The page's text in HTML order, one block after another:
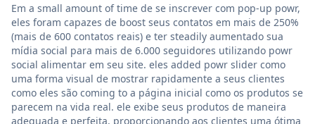
Em a small amount of time de se inscrever com pop-up powr,
eles foram capazes de boost seus contatos em mais de 250%
(mais de 600 contatos reais) e ter steadily aumentado sua
mídia social para mais de 6.000 seguidores utilizando powr
social alimentar em seu site. eles added powr slider como
uma forma visual de mostrar rapidamente a seus clientes
como eles são coming to a página inicial como os produtos se
parecem na vida real. ele exibe seus produtos de maneira
adequada e perfeita, proporcionando aos clientes uma ótima